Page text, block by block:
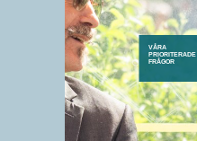
VÅRA
PRIORITERADE
FRÅGOR